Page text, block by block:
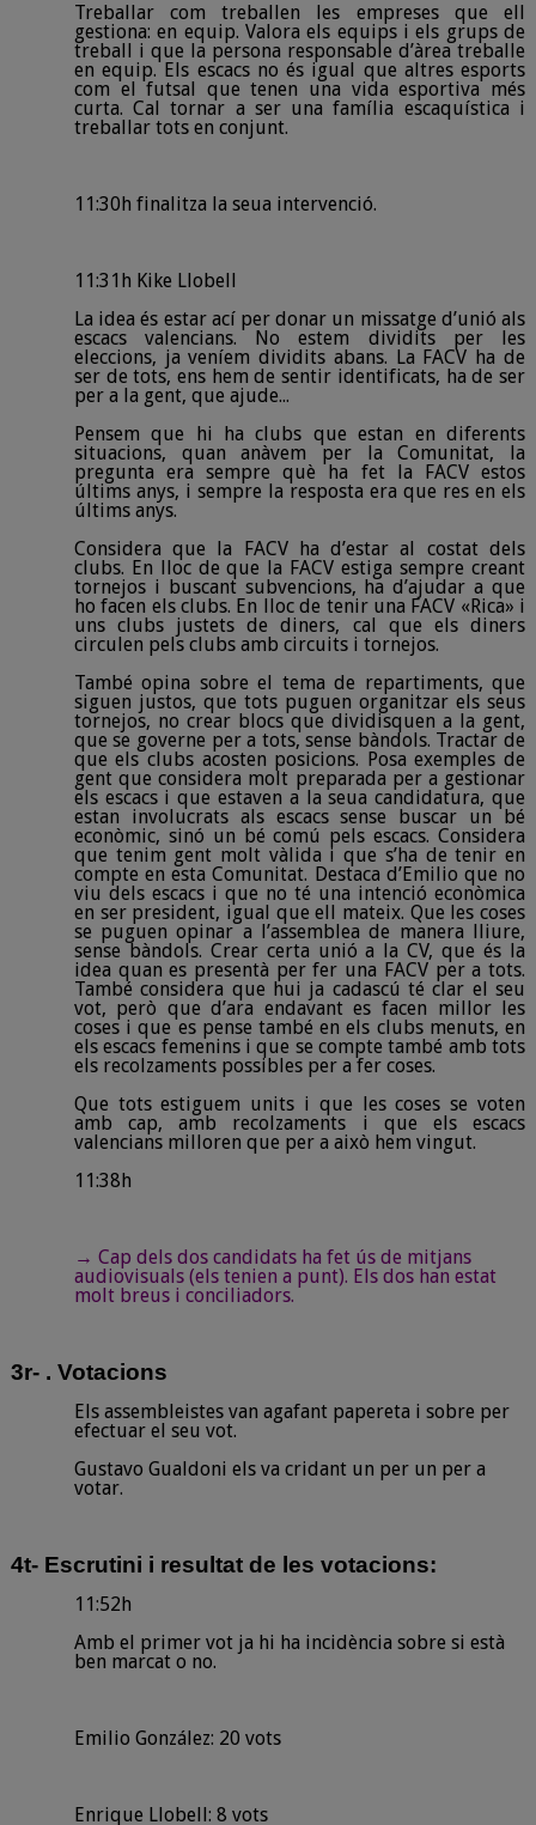
Treballar com treballen les empreses que ell
gestiona: en equip. Valora els equips i els grups de
treball i que la persona responsable d’àrea treballe
en equip. Els escacs no és igual que altres esports
com el futsal que tenen una vida esportiva més
curta. Cal tornar a ser una família escaquística i
treballar tots en conjunt.
11:30h finalitza la seua intervenció.
11:31h Kike Llobell
La idea és estar ací per donar un missatge d’unió als
escacs valencians. No estem dividits per les
eleccions, ja veníem dividits abans. La FACV ha de
ser de tots, ens hem de sentir identificats, ha de ser
per a la gent, que ajude...
Pensem que hi ha clubs que estan en diferents
situacions, quan anàvem per la Comunitat, la
pregunta era sempre què ha fet la FACV estos
últims anys, i sempre la resposta era que res en els
últims anys.
Considera que la FACV ha d’estar al costat dels
clubs. En lloc de que la FACV estiga sempre creant
tornejos i buscant subvencions, ha d’ajudar a que
ho facen els clubs. En lloc de tenir una FACV «Rica» i
uns clubs justets de diners, cal que els diners
circulen pels clubs amb circuits i tornejos.
També opina sobre el tema de repartiments, que
siguen justos, que tots puguen organitzar els seus
tornejos, no crear blocs que dividisquen a la gent,
que se governe per a tots, sense bàndols. Tractar de
que els clubs acosten posicions. Posa exemples de
gent que considera molt preparada per a gestionar
els escacs i que estaven a la seua candidatura, que
estan involucrats als escacs sense buscar un bé
econòmic, sinó un bé comú pels escacs. Considera
que tenim gent molt vàlida i que s’ha de tenir en
compte en esta Comunitat. Destaca d’Emilio que no
viu dels escacs i que no té una intenció econòmica
en ser president, igual que ell mateix. Que les coses
se puguen opinar a l’assemblea de manera lliure,
sense bàndols. Crear certa unió a la CV, que és la
idea quan es presentà per fer una FACV per a tots.
També considera que hui ja cadascú té clar el seu
vot, però que d’ara endavant es facen millor les
coses i que es pense també en els clubs menuts, en
els escacs femenins i que se compte també amb tots
els recolzaments possibles per a fer coses.
Que tots estiguem units i que les coses se voten
amb cap, amb recolzaments i que els escacs
valencians milloren que per a això hem vingut.
11:38h
→ Cap dels dos candidats ha fet ús de mitjans
audiovisuals (els tenien a punt). Els dos han estat
molt breus i conciliadors.
3r- . Votacions
Els assembleistes van agafant papereta i sobre per
efectuar el seu vot.
Gustavo Gualdoni els va cridant un per un per a
votar.
4t- Escrutini i resultat de les votacions:
11:52h
Amb el primer vot ja hi ha incidència sobre si està
ben marcat o no.
Emilio González: 20 vots
Enrique Llobell: 8 vots